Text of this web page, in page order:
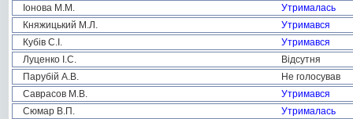
Іонова М.М.
Утрималась
Княжицький М.Л.
Утримався
Кубів С.І.
Утримався
Луценко І.С.
Відсутня
Парубій А.В.
Не голосував
Саврасов М.В.
Утримався
Сюмар В.П.
Утрималась